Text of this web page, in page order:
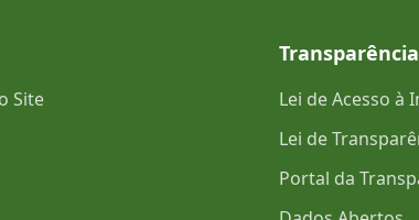
Site
Transparência
Lei de Acesso à
Lei de
Portal da